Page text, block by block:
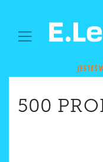
MAIN
JESTEŚ
500